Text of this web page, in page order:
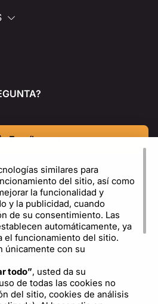
Escríbenos
USD - US Dollar ($)
similares para
del sitio, así como
la funcionalidad y
y la publicidad, cuando
de su consentimiento. Las
automáticamente, ya
el funcionamiento del sitio.
únicamente con su
todo”, usted da su
de todas las cookies no
del sitio, cookies de análisis